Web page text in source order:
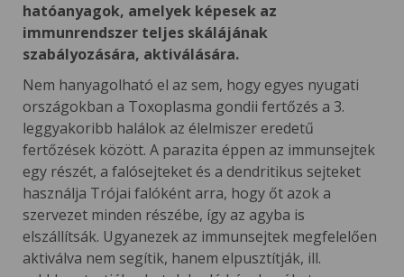
hatóanyagok, amelyek képesek az
immunrendszer teljes skálájának
szabályozására, aktiválására.
Nem hanyagolható el az sem, hogy egyes nyugati
országokban a Toxoplasma gondii fertőzés a 3.
leggyakoribb halálok az élelmiszer eredetű
fertőzések között. A parazita éppen az immunsejtek
egy részét, a falósejteket és a dendritikus sejteket
használja Trójai falóként arra, hogy őt azok a
szervezet minden részébe, így az agyba is
elszállítsák. Ugyanezek az immunsejtek megfelelően
aktiválva nem segítik, hanem elpusztítják, ill.